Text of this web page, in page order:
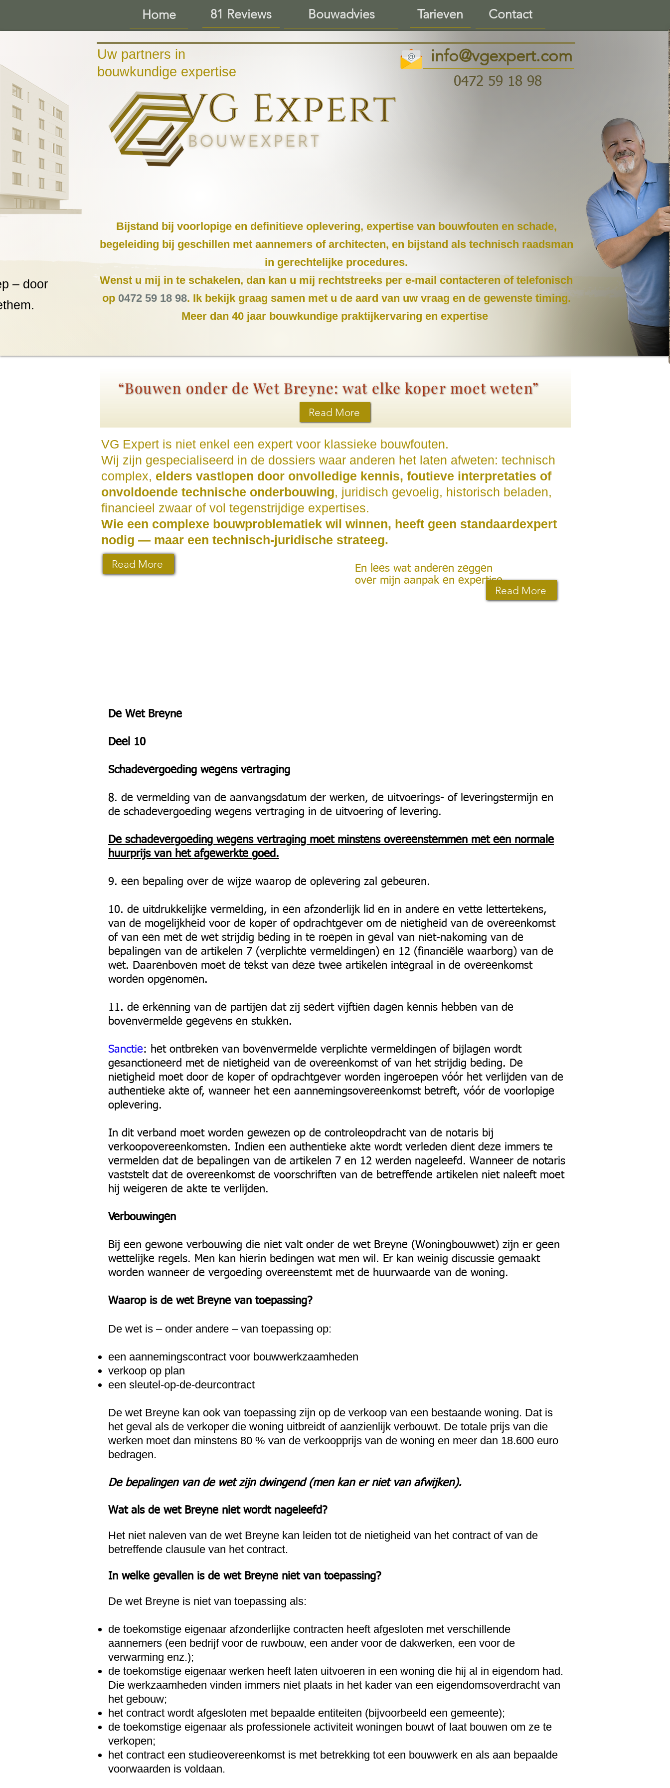
Home 81 Reviews Bouwadvies Tarieven Contact
info@vgexpert.com
0472 59 18 98
Bijstand bij voorlopige en definitieve oplevering, expertise van bouwfouten en schade,
begeleiding bij geschillen met aannemers of architecten, en bijstand als technisch raadsman
in gerechtelijke procedures.
Wenst u mij in te schakelen, dan kan u mij rechtstreeks per e-mail contacteren of telefonisch
op 0472 59 18 98. Ik bekijk graag samen met u de aard van uw vraag en de gewenste timing.
Meer dan 40 jaar bouwkundige praktijkervaring en expertise
– door
Uw partners in
bouwkundige expertise
“Bouwen onder de Wet Breyne: wat elke koper moet weten”
Read More
VG Expert is niet enkel een expert voor klassieke bouwfouten.
Wij zijn gespecialiseerd in de dossiers waar anderen het laten afweten: technisch
complex, elders vastlopen door onvolledige kennis, foutieve interpretaties of
onvoldoende technische onderbouwing, juridisch gevoelig, historisch beladen,
financieel zwaar of vol tegenstrijdige expertises.
Wie een complexe bouwproblematiek wil winnen, heeft geen standaardexpert
nodig — maar een technisch-juridische strateeg.
Read More
En lees wat anderen zeggen
over mijn aanpak en expertise.
Read More
De Wet Breyne
Deel 10
Schadevergoeding wegens vertraging
8. de vermelding van de aanvangsdatum der werken, de uitvoerings- of leveringstermijn en
de schadevergoeding wegens vertraging in de uitvoering of levering.
De schadevergoeding wegens vertraging moet minstens overeenstemmen met een normale
huurprijs van het afgewerkte goed.
9. een bepaling over de wijze waarop de oplevering zal gebeuren.
10. de uitdrukkelijke vermelding, in een afzonderlijk lid en in andere en vette lettertekens,
van de mogelijkheid voor de koper of opdrachtgever om de nietigheid van de overeenkomst
of van een met de wet strijdig beding in te roepen in geval van niet-nakoming van de
bepalingen van de artikelen 7 (verplichte vermeldingen) en 12 (financiële waarborg) van de
wet. Daarenboven moet de tekst van deze twee artikelen integraal in de overeenkomst
worden opgenomen.
11. de erkenning van de partijen dat zij sedert vijftien dagen kennis hebben van de
bovenvermelde gegevens en stukken.
Sanctie: het ontbreken van bovenvermelde verplichte vermeldingen of bijlagen wordt
gesanctioneerd met de nietigheid van de overeenkomst of van het strijdig beding. De
nietigheid moet door de koper of opdrachtgever worden ingeroepen vóór het verlijden van de
authentieke akte of, wanneer het een aannemingsovereenkomst betreft, vóór de voorlopige
oplevering.
In dit verband moet worden gewezen op de controleopdracht van de notaris bij
verkoopovereenkomsten. Indien een authentieke akte wordt verleden dient deze immers te
vermelden dat de bepalingen van de artikelen 7 en 12 werden nageleefd. Wanneer de notaris
vaststelt dat de overeenkomst de voorschriften van de betreffende artikelen niet naleeft moet
hij weigeren de akte te verlijden.
Verbouwingen
Bij een gewone verbouwing die niet valt onder de wet Breyne (Woningbouwwet) zijn er geen
wettelijke regels. Men kan hierin bedingen wat men wil. Er kan weinig discussie gemaakt
worden wanneer de vergoeding overeenstemt met de huurwaarde van de woning.
Waarop is de wet Breyne van toepassing?
De wet is – onder andere – van toepassing op:
een aannemingscontract voor bouwwerkzaamheden
verkoop op plan
een sleutel-op-de-deurcontract
De wet Breyne kan ook van toepassing zijn op de verkoop van een bestaande woning. Dat is
het geval als de verkoper die woning uitbreidt of aanzienlijk verbouwt. De totale prijs van die
werken moet dan minstens 80 % van de verkoopprijs van de woning en meer dan 18.600 euro
bedragen.
Debepalingen van de wet zijn dwingend (men kan er niet van afwijken).
Wat als de wet Breyne niet wordt nageleefd?
Het niet naleven van de wet Breyne kan leiden tot de nietigheid van het contract of van de
betreffende clausule van het contract.
In welke gevallen is de wet Breyne niet van toepassing?
De wet Breyne is niet van toepassing als:
de toekomstige eigenaar afzonderlijke contracten heeft afgesloten met verschillende
aannemers (een bedrijf voor de ruwbouw, een ander voor de dakwerken, een voor de
verwarming enz.);
de toekomstige eigenaar werken heeft laten uitvoeren in een woning die hij al in eigendom had.
Die werkzaamheden vinden immers niet plaats in het kader van een eigendomsoverdracht van
het gebouw;
het contract wordt afgesloten met bepaalde entiteiten (bijvoorbeeld een gemeente);
de toekomstige eigenaar als professionele activiteit woningen bouwt of laat bouwen om ze te
verkopen;
het contract een studieovereenkomst is met betrekking tot een bouwwerk en als aan bepaalde
voorwaarden is voldaan.